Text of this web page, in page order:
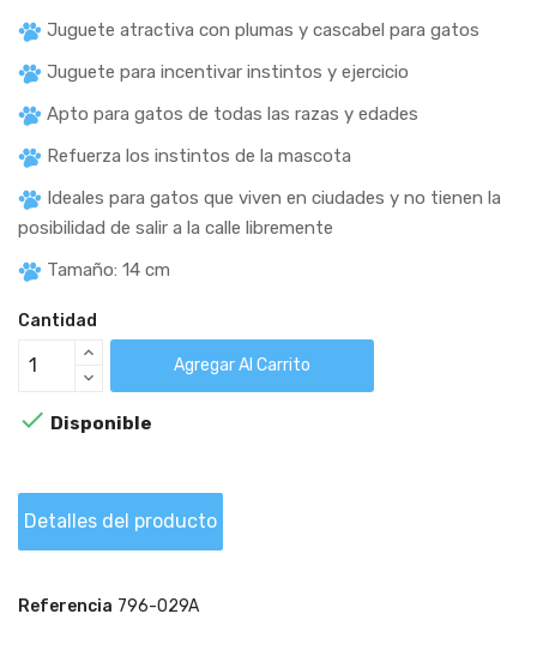
Juguete atractiva con plumas y cascabel para gatos
Juguete para incentivar instintos y ejercicio
Apto para gatos de todas las razas y edades
Refuerza los instintos de la mascota
Ideales para gatos que viven en ciudades y no tienen la
posibilidad de salir a la calle libremente
Tamaño: 14 cm
Cantidad
Agregar Al Carrito
 Disponible
Detalles del producto
Referencia 796-029A